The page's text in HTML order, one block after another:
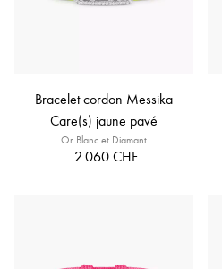
Bracelet cordon Messika
Care(s) jaune pavé
Or Blanc et Diamant
2 060 CHF